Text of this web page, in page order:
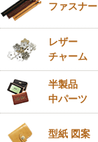
ファスナー
レザー
チャーム
半製品
中パーツ
型紙 図案